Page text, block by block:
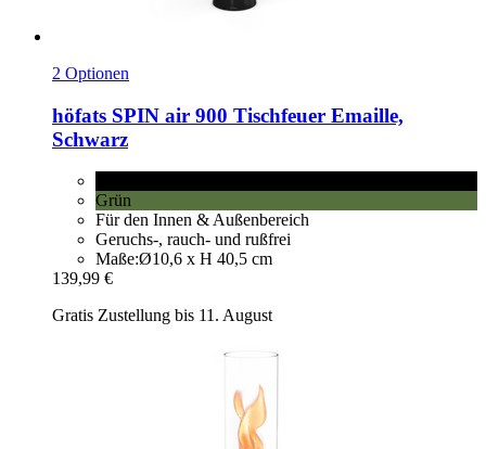
2 Optionen
höfats SPIN air 900 Tischfeuer Emaille,
Schwarz
Grün
Für den Innen & Außenbereich
Geruchs-, rauch- und rußfrei
Maße:Ø10,6 x H 40,5 cm
139,99 €
Gratis Zustellung bis 11. August